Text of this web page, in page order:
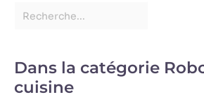
Dans la catégorie
cuisine